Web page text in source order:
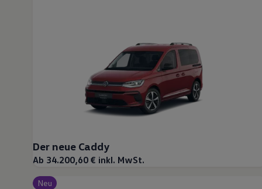
Der neue Caddy
Ab 34.200,60 € inkl. MwSt.
Neu